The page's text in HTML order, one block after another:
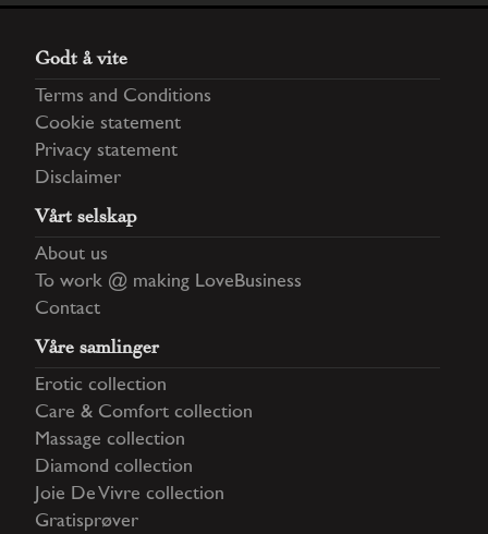
Godt å vite
Terms and Conditions
Cookie statement
Privacy statement
Disclaimer
Vårt selskap
About us
To work @ making LoveBusiness
Contact
Våre samlinger
Erotic collection
Care & Comfort collection
Massage collection
Diamond collection
Joie De Vivre collection
Gratisprøver